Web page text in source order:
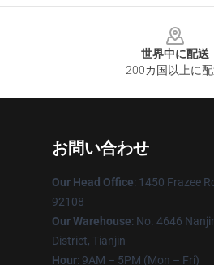
世界中に配送
200カ国以上に
お問い合わせ
Our Head Office: 1450 Frazee
92108
Our Warehouse: No. 4646
District, Tianjin
Hour: 9AM – 5PM (Mon – Fri)